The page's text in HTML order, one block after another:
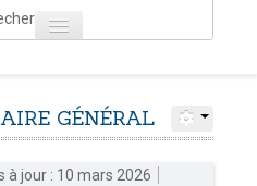
Toggle navigation
IMPÔTS
GÉNÉRAL
à jour : 10 mars 2026